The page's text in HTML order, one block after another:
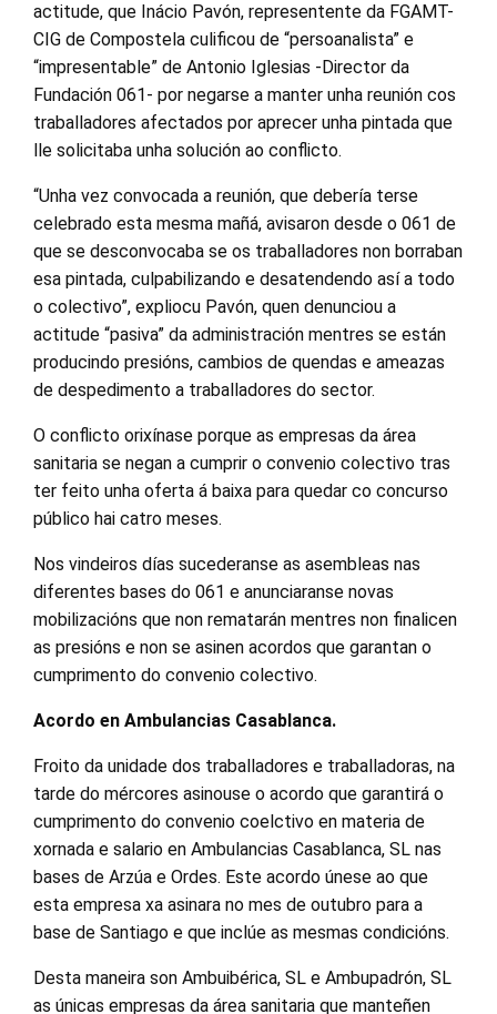
actitude, que Inácio Pavón, representente da FGAMT-
CIG de Compostela culificou de “persoanalista” e
“impresentable” de Antonio Iglesias -Director da
Fundación 061- por negarse a manter unha reunión cos
traballadores afectados por aprecer unha pintada que
lle solicitaba unha solución ao conflicto.
“Unha vez convocada a reunión, que debería terse
celebrado esta mesma mañá, avisaron desde o 061 de
que se desconvocaba se os traballadores non borraban
esa pintada, culpabilizando e desatendendo así a todo
o colectivo”, expliocu Pavón, quen denunciou a
actitude “pasiva” da administración mentres se están
producindo presións, cambios de quendas e ameazas
de despedimento a traballadores do sector.
O conflicto orixínase porque as empresas da área
sanitaria se negan a cumprir o convenio colectivo tras
ter feito unha oferta á baixa para quedar co concurso
público hai catro meses.
Nos vindeiros días sucederanse as asembleas nas
diferentes bases do 061 e anunciaranse novas
mobilizacións que non rematarán mentres non finalicen
as presións e non se asinen acordos que garantan o
cumprimento do convenio colectivo.
Acordo en Ambulancias Casablanca.
Froito da unidade dos traballadores e traballadoras, na
tarde do mércores asinouse o acordo que garantirá o
cumprimento do convenio coelctivo en materia de
xornada e salario en Ambulancias Casablanca, SL nas
bases de Arzúa e Ordes. Este acordo únese ao que
esta empresa xa asinara no mes de outubro para a
base de Santiago e que inclúe as mesmas condicións.
Desta maneira son Ambuibérica, SL e Ambupadrón, SL
as únicas empresas da área sanitaria que manteñen